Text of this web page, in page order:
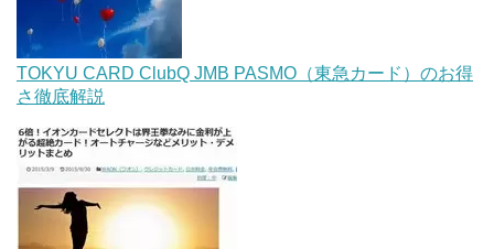
TOKYU CARD ClubQ JMB PASMO（東急カード）のお得
さ徹底解説